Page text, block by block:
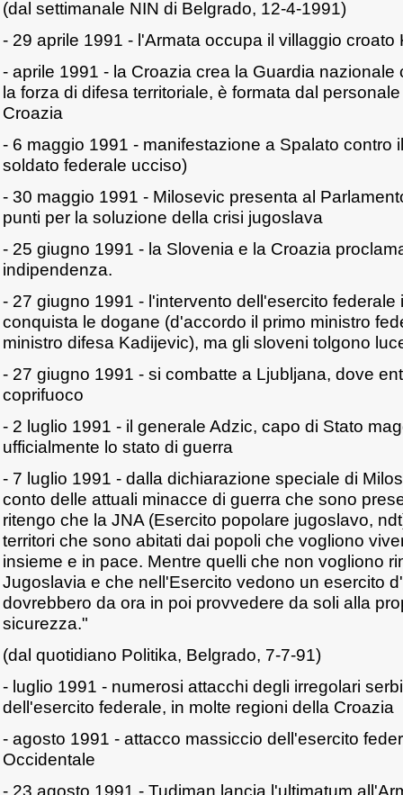
(dal settimanale NIN di Belgrado, 12-4-1991)
- 29 aprile 1991 - l'Armata occupa il villaggio croato
- aprile 1991 - la Croazia crea la Guardia nazionale
la forza di difesa territoriale, è formata dal
Croazia
- 6 maggio 1991 - manifestazione a Spalato contro
soldato federale ucciso)
- 30 maggio 1991 - Milosevic presenta al
punti per la soluzione della crisi jugoslava
- 25 giugno 1991 - la Slovenia e la Croazia
indipendenza.
- 27 giugno 1991 - l'intervento dell'esercito federale
conquista le dogane (d'accordo il primo ministro
ministro difesa Kadijevic), ma gli sloveni tolgono
- 27 giugno 1991 - si combatte a Ljubljana, dove
coprifuoco
- 2 luglio 1991 - il generale Adzic, capo di Stato
ufficialmente lo stato di guerra
- 7 luglio 1991 - dalla dichiarazione speciale di
conto delle attuali minacce di guerra che sono
ritengo che la JNA (Esercito popolare jugoslavo,
territori che sono abitati dai popoli che vogliono
insieme e in pace. Mentre quelli che non vogliono
Jugoslavia e che nell'Esercito vedono un esercito
dovrebbero da ora in poi provvedere da soli alla
sicurezza."
(dal quotidiano Politika, Belgrado, 7-7-91)
- luglio 1991 - numerosi attacchi degli irregolari
dell'esercito federale, in molte regioni della Croazia
- agosto 1991 - attacco massiccio dell'esercito
Occidentale
- 23 agosto 1991 - Tudjman lancia l'ultimatum